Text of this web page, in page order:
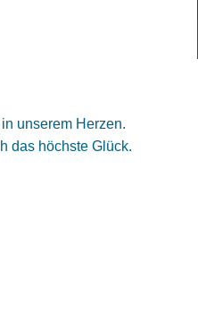
unserem Herzen.
das höchste Glück.